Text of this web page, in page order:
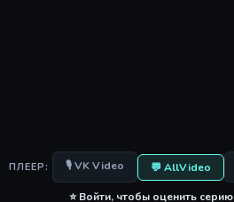
ПЛЕЕР: 🎙 VK Video 💬 AllVideo
⭐ Войти, чтобы оценить серию